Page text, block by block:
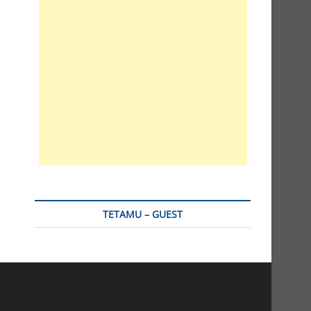
TETAMU – GUEST